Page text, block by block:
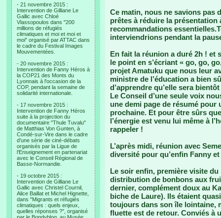
- 21 novembre 2015 :
Intervention de Gilliane Le
Gallic avec Chloé
Vlassopoulos dans "200
millions de réfugiés
climatiques et moi et moi et
moi" organisé par ATTAC dans
le cadre du Festival Images
Mouvementées.
- 20 novembre 2015 :
Intervention de Fanny Héros à
la COP21 des Monts du
Lyonnais à l'occasion de la
COP, pendant la semaine de
solidarité internationale.
- 17 novembre 2015 :
Intervention de Fanny Héros
suite à la projection du
documentaire "Thule Tuvalu"
de Matthias Von Gunten, à
Condé-sur-Vire dans le cadre
d'une série de ciné-débats
organisés par la Ligue de
l'Enseignement en partenariat
avec le Conseil Régional de
Basse-Normandie.
- 19 octobre 2015 :
Intervention de Gilliane Le
Gallic avec Christel Cournil,
Alice Baillat et Michel Hignette,
dans "Migrants et réfugiés
climatiques : quels enjeux,
quelles réponses ?", organisé
Ce matin, nous ne savions pas
prêtes à réduire la
recommandations
interviendrions pendant la
En fait la réunion a duré 2h ! et
le point en s’écriant « go, go,
projet Amatuku que nous leur
ministre de l’éducation a bien
d’apprendre qu’elle sera
Le Conseil d’une seule voix
une demi page de résumé pour
prochaine. Et pour être sûrs
l’énergie est venu lui même à
rappeler !
L’après midi, réunion avec
diversité pour qu’enfin Fanny
Le soir enfin, première visite
distribution de bonbons aux
dernier, complément doux au
biche de Laure). Ils étaient
toujours dans son île lointaine,
fluette est de retour. Conviés à